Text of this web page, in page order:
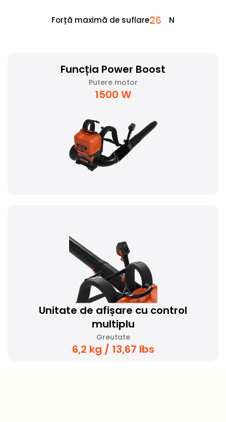
Forță maximă de suflare26 N
Funcția Power Boost
Putere motor
1500 W
Unitate de afișare cu control
multiplu
Greutate
6,2 kg / 13,67 lbs